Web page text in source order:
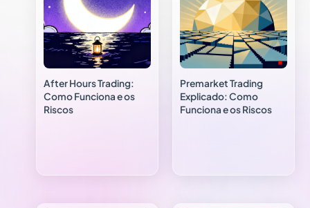
After Hours Trading:
Como Funciona e os
Riscos
Premarket Trading
Explicado: Como
Funciona e os Riscos